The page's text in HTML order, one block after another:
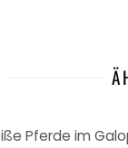
Pferde im